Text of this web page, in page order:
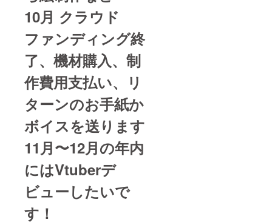
10月 クラウド
ファンディング終
了、機材購入、制
作費用支払い、リ
ターンのお手紙か
ボイスを送ります
11月〜12月の年内
にはVtuberデ
ビューしたいで
す！